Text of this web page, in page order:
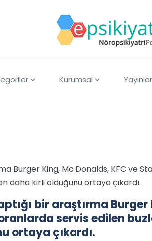
Kurumsal
Burger King, Mc Donalds, KFC ve
daha kirli olduğunu ortaya çıkardı.
bir araştırma Burger
servis edilen
ortaya çıkardı.